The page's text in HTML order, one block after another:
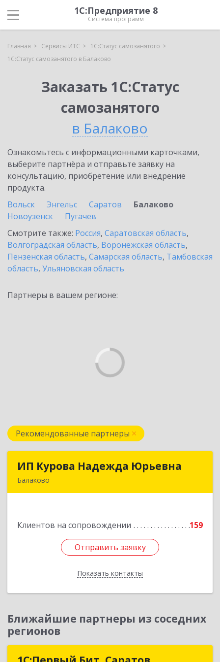
1С:Предприятие 8
Система программ
Главная Сервисы ИТС
1С:Статус самозанятого
1С:Статус самозанятого в Балаково
Заказать 1С:Статус
самозанятого
в Балаково
Ознакомьтесь с информационными карточками,
выберите партнёра и отправьте заявку на
консультацию, приобретение или внедрение
продукта.
Вольск
Энгельс Саратов
Балаково
Новоузенск
Пугачев
Смотрите также: Россия, Саратовская область,
Волгоградская область, Воронежская область,
Пензенская область, Самарская область, Тамбовская
область, Ульяновская область
Партнеры в вашем регионе:
Рекомендованные партнеры
ИП Курова Надежда Юрьевна
Балаково
Клиентов на сопровождении 159
Отправить заявку
Показать контакты
ИП Курова Надежда Юрьевна
Подробнее
Отправить заявку
Назад
Ближайшие партнеры из соседних
регионов